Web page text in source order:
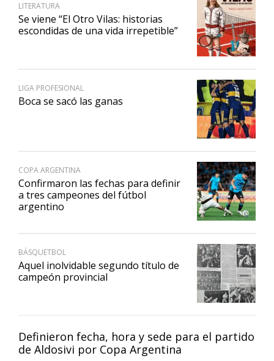
Definieron fecha, hora y sede para el partido
de Aldosivi por Copa Argentina
LITERATURA
Se viene “El Otro Vilas: historias
escondidas de una vida irrepetible”
LIGA PROFESIONAL
Boca se sacó las ganas
COPA ARGENTINA
Confirmaron las fechas para definir
a tres campeones del fútbol
argentino
BÁSQUETBOL
Aquel inolvidable segundo título de
campeón provincial